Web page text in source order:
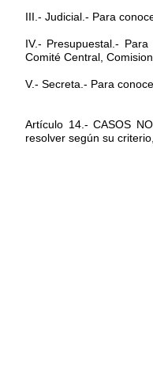
III.- Judicial.- Para
IV.- Presupuestal.-
Comité Central,
V.- Secreta.- Para
Artículo 14.- CASOS
resolver según su